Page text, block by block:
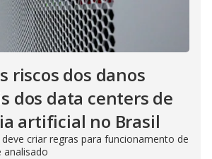
riscos dos danos
dos data centers de
artificial no Brasil
criar regras para funcionamento de
analisado